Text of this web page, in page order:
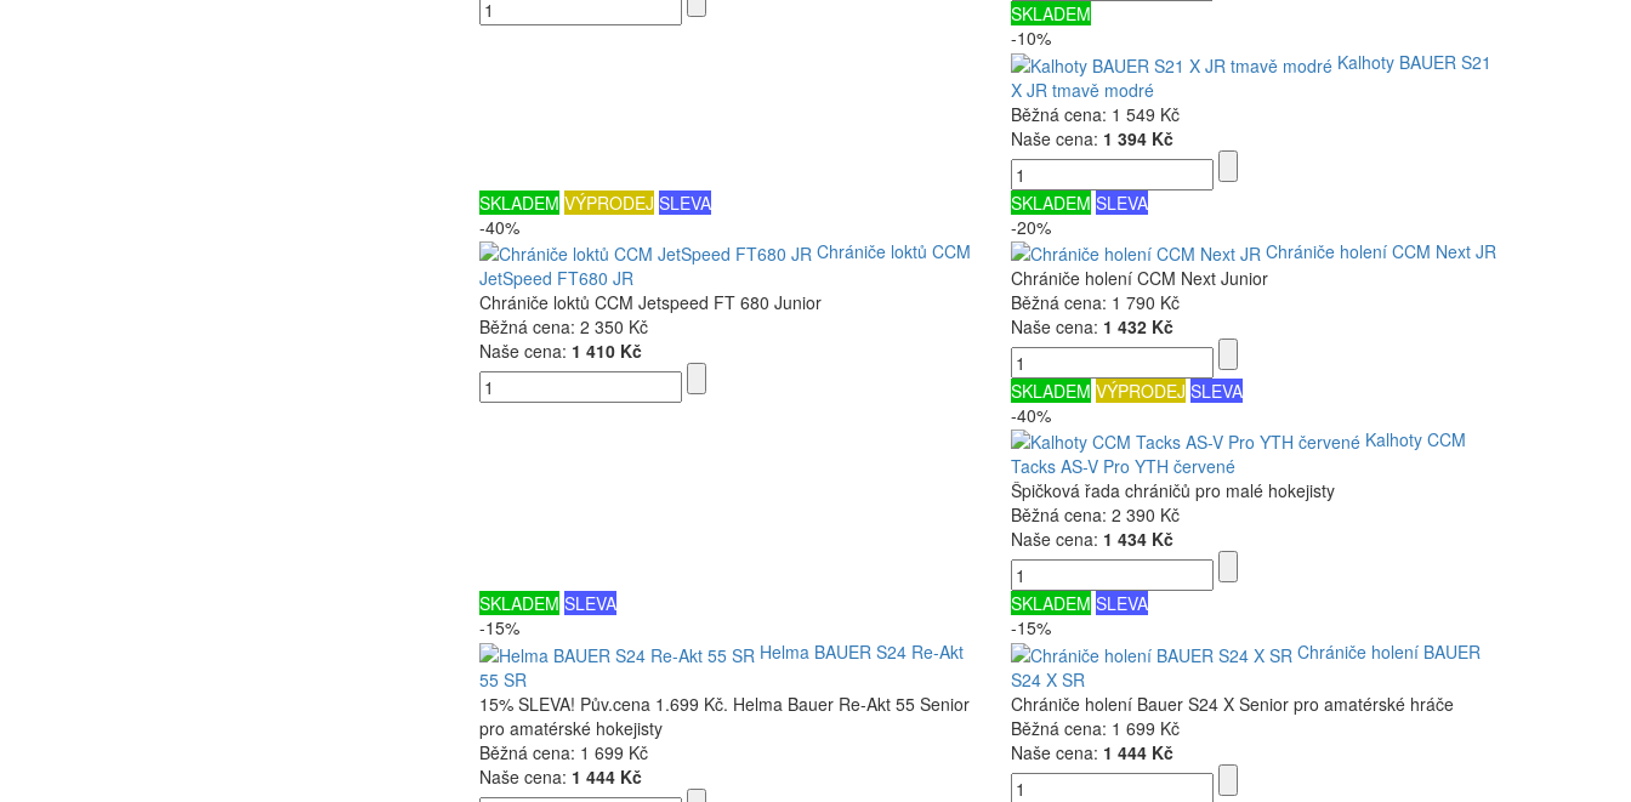
SKLADEM
-10%
Kalhoty BAUER S21
X JR tmavě modré
Běžná cena: 1 549 Kč
Naše cena: 1 394 Kč
SKLADEM VÝPRODEJ SLEVA
-40%
Chrániče loktů CCM
JetSpeed FT680 JR
Chrániče loktů CCM Jetspeed FT 680 Junior
Běžná cena: 2 350 Kč
Naše cena: 1 410 Kč
SKLADEM SLEVA
-20%
Chrániče holení CCM Next JR
Chrániče holení CCM Next Junior
Běžná cena: 1 790 Kč
Naše cena: 1 432 Kč
SKLADEM VÝPRODEJ SLEVA
-40%
Kalhoty CCM
Tacks AS-V Pro YTH červené
Špičková řada chráničů pro malé hokejisty
Běžná cena:2 390 Kč
Naše cena: 1 434 Kč
SKLADEM SLEVA
-15%
Helma BAUER S24 Re-Akt
55 SR
15% SLEVA! Pův.cena 1.699 Kč. Helma Bauer Re-Akt 55 Senior
pro amatérské hokejisty
Běžná cena: 1 699 Kč
Naše cena: 1 444 Kč
SKLADEM SLEVA
-15%
Chrániče holení BAUER
S24 X SR
Chrániče holení Bauer S24 X Senior pro amatérské hráče
Běžná cena: 1 699 Kč
Naše cena: 1 444 Kč